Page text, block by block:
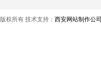
版权所有 技术支持： 西安网站制作公司